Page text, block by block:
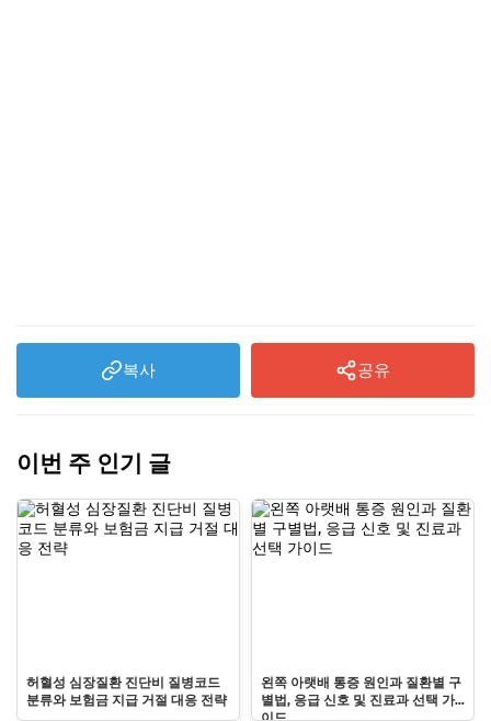
복사 공유
이번 주 인기 글
허혈성 심장질환 진단비 질병코드
분류와 보험금 지급 거절 대응 전략
왼쪽 아랫배 통증 원인과 질환별 구
별법, 응급 신호 및 진료과 선택 가
이드